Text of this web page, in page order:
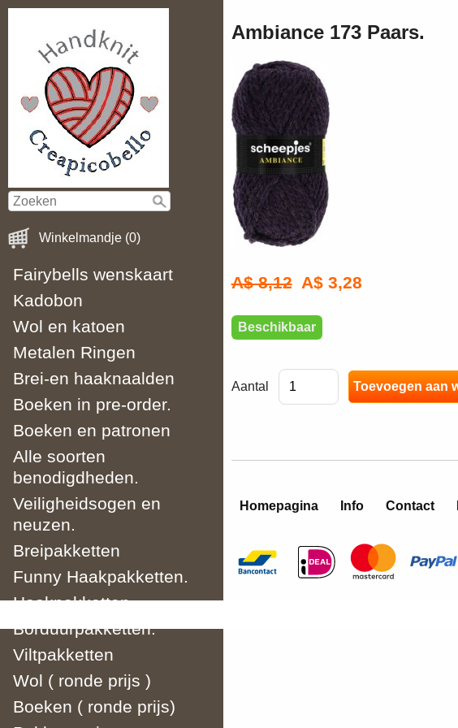
Winkelmandje (0)
Fairybells wenskaart
Kadobon
Wol en katoen
Metalen Ringen
Brei-en haaknaalden
Boeken in pre-order.
Boeken en patronen
Alle soorten
benodigdheden.
Veiligheidsogen en
neuzen.
Breipakketten
Funny Haakpakketten.
Haakpakketten
Borduurpakketten.
Viltpakketten
Wol ( ronde prijs )
Boeken ( ronde prijs)
Ambiance 173 Paars.
A$ 8,12 A$ 3,28
Beschikbaar
Aantal
Homepagina Info Contact